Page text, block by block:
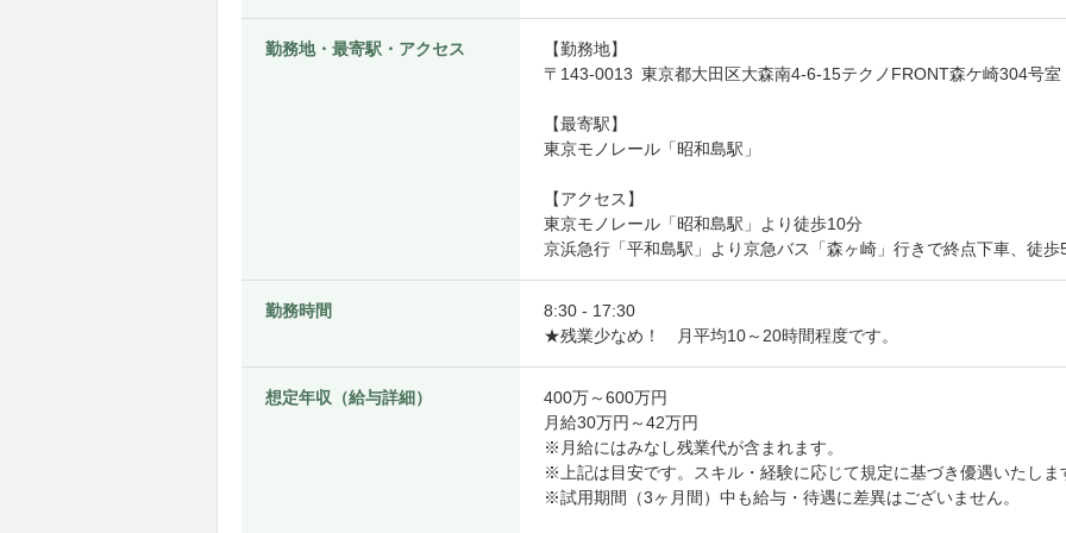
勤務地・最寄駅・アクセス
【勤務地】
〒143-0013 東京都大田区大森南4-6-15テクノFRONT森ケ崎304号室
【最寄駅】
東京モノレール「昭和島駅」
【アクセス】
東京モノレール「昭和島駅」より徒歩10分
京浜急行「平和島駅」より京急バス「森ヶ崎」行きで終点下車、徒歩
勤務時間
8:30 - 17:30
★残業少なめ！ 月平均10～20時間程度です。
想定年収（給与詳細）
400万～600万円
月給30万円～42万円
※月給にはみなし残業代が含まれます。
※上記は目安です。スキル・経験に応じて規定に基づき優遇いたしま
※試用期間（3ヶ月間）中も給与・待遇に差異はございません。